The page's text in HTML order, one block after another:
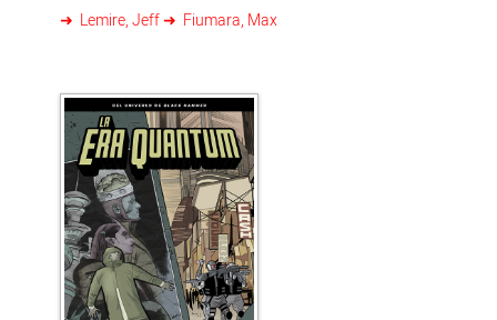
justiciero quiere desesperadamente retomar el
e hijos se descubre el origen del Doctor Star en la
Segunda Guerra Mundial, cómo obtuvo sus poderes,
sus emocionantes aventuras astrales y la formación
de algunos de los más grandes héroes de 'Black
Hammer'. Si en 'Sherlock Frankenstein y la legión del
mal' (Astiberri, 2018) Jeff Lemire y David Rubín se
recreaban en los supervillanos del universo 'Black
Hammer', 'Doctor Star y el reino de los mañanas'
perdidos ofrece la crónica del legado de un superhéroe
de la edad de oro y sus dificultades de mantener la
normalidad en su vida familiar.
Lemire, Jeff Fiumara, Max